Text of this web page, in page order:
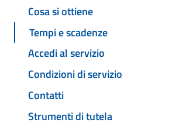
Cosa si ottiene
Tempi e scadenze
Accedi al servizio
Condizioni di servizio
Contatti
Strumenti di tutela